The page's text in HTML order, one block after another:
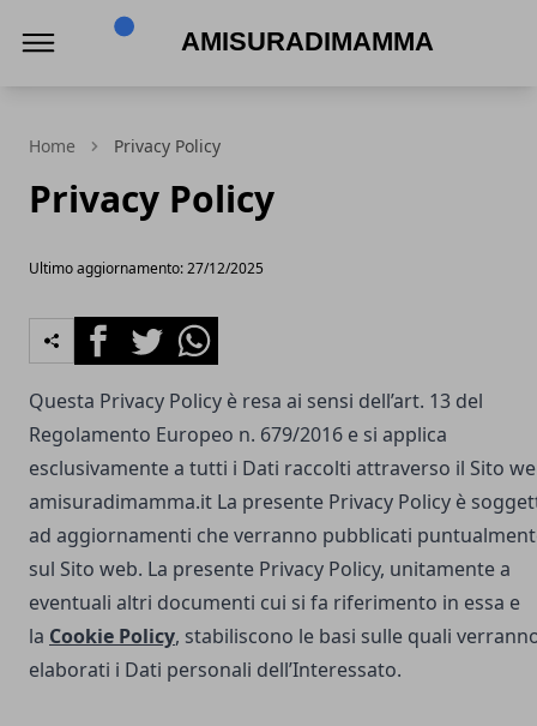
Home Privacy Policy
Privacy Policy
Ultimo aggiornamento: 27/12/2025
FacebookTwitterWhatsapp
Questa Privacy Policy è resa ai sensi dell’art. 13 del
Regolamento Europeo n. 679/2016 e si applica
esclusivamente a tutti i Dati raccolti attraverso il Sito
amisuradimamma.it La presente Privacy Policy è
ad aggiornamenti che verranno pubblicati
sul Sito web. La presente Privacy Policy, unitamente a
eventuali altri documenti cui si fa riferimento in essa e
la Cookie Policy, stabiliscono le basi sulle quali
elaborati i Dati personali dell’Interessato.